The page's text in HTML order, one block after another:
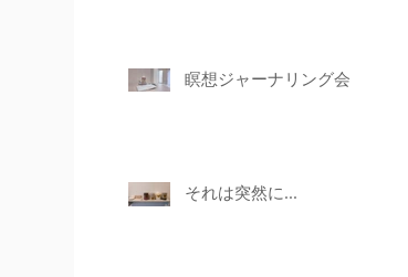
瞑想ジャーナリング会
それは突然に...